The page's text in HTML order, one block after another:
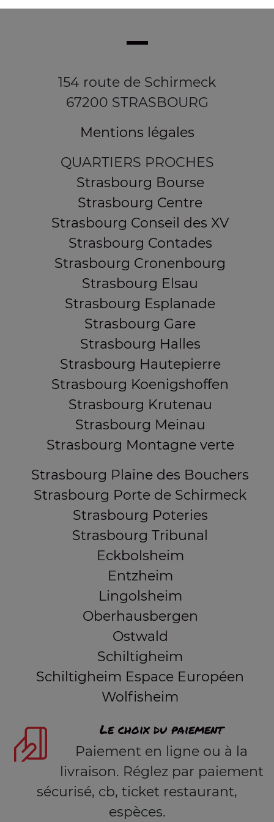
154 route de Schirmeck
67200 STRASBOURG
Mentions légales
QUARTIERS PROCHES
Strasbourg Bourse
Strasbourg Centre
Strasbourg Conseil des XV
Strasbourg Contades
Strasbourg Cronenbourg
Strasbourg Elsau
Strasbourg Esplanade
Strasbourg Gare
Strasbourg Halles
Strasbourg Hautepierre
Strasbourg Koenigshoffen
Strasbourg Krutenau
Strasbourg Meinau
Strasbourg Montagne verte
Strasbourg Plaine des Bouchers
Strasbourg Porte de Schirmeck
Strasbourg Poteries
Strasbourg Tribunal
Eckbolsheim
Entzheim
Lingolsheim
Oberhausbergen
Ostwald
Schiltigheim
Schiltigheim Espace Européen
Wolfisheim
Le choix du paiement
Paiement en ligne ou à la
livraison. Réglez par paiement
sécurisé, cb, ticket restaurant,
espèces.